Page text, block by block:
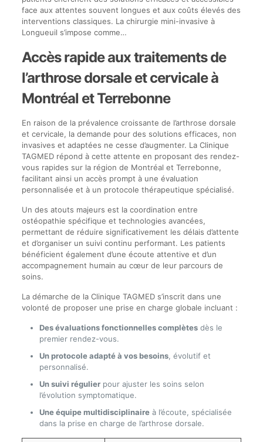
face aux attentes souvent longues et aux coûts élevés des
interventions classiques. La chirurgie mini-invasive à
Longueuil s’impose comme…
Accès rapide aux traitements de
l’arthrose dorsale et cervicale à
Montréal et Terrebonne
En raison de la prévalence croissante de l’arthrose dorsale
et cervicale, la demande pour des solutions efficaces, non
invasives et adaptées ne cesse d’augmenter. La Clinique
TAGMED répond à cette attente en proposant des rendez-
vous rapides sur la région de Montréal et Terrebonne,
facilitant ainsi un accès prompt à une évaluation
personnalisée et à un protocole thérapeutique spécialisé.
Un des atouts majeurs est la coordination entre
ostéopathie spécifique et technologies avancées,
permettant de réduire significativement les délais d’attente
et d’organiser un suivi continu performant. Les patients
bénéficient également d’une écoute attentive et d’un
accompagnement humain au cœur de leur parcours de
soins.
La démarche de la Clinique TAGMED s’inscrit dans une
volonté de proposer une prise en charge globale incluant :
Des évaluations fonctionnelles complètesdès le
premier rendez-vous.
Un protocole adapté à vos besoins, évolutif et
personnalisé.
Un suivi régulierpour ajuster les soins selon
l’évolution symptomatique.
Une équipe multidisciplinaireà l’écoute, spécialisée
dans la prise en charge de l’arthrose dorsale.